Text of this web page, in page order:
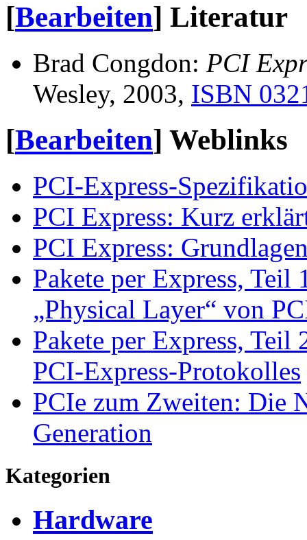
[Bearbeiten] Literatur
Brad Congdon: PCI
Wesley, 2003, ISBN
[Bearbeiten] Weblinks
PCI-Express-
PCI Express: Kurz
PCI Express:
Pakete per Express,
„Physical Layer“ von
Pakete per Express,
PCI-Express-Protokolles
PCIe zum Zweiten: Die
Generation
Kategorien
Hardware